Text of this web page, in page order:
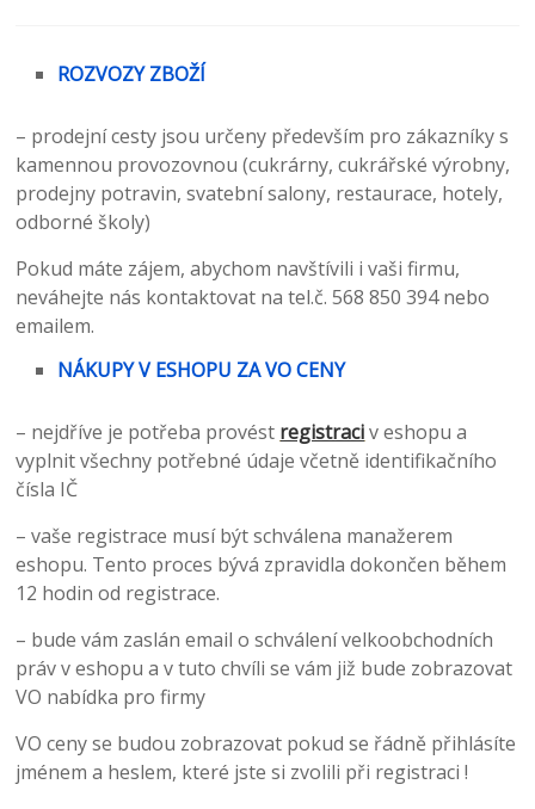
ROZVOZY ZBOŽÍ
– prodejní cesty jsou určeny především pro zákazníky s
kamennou provozovnou (cukrárny, cukrářské výrobny,
prodejny potravin, svatební salony, restaurace, hotely,
odborné školy)
Pokud máte zájem, abychom navštívili i vaši firmu,
neváhejte nás kontaktovat na tel.č. 568 850 394 nebo
emailem.
NÁKUPY V ESHOPU ZA VO CENY
– nejdříve je potřeba provést registraciv eshopu a
vyplnit všechny potřebné údaje včetně identifikačního
čísla IČ
– vaše registrace musí být schválena manažerem
eshopu. Tento proces bývá zpravidla dokončen během
12 hodin od registrace.
– bude vám zaslán email o schválení velkoobchodních
práv v eshopu a v tuto chvíli se vám již bude zobrazovat
VO nabídka pro firmy
VO ceny se budou zobrazovat pokud se řádně přihlásíte
jménem a heslem, které jste si zvolili při registraci !